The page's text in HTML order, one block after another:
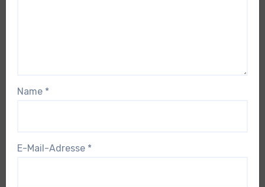
Name *
E-Mail-Adresse *